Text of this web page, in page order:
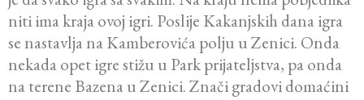
niti ima kraja ovoj igri. Poslije Kakanjskih dana igra
se nastavlja na Kamberovića polju u Zenici. Onda
nekada opet igre stižu u Park prijateljstva, pa onda
na terene Bazena u Zenici. Znači gradovi domaćini